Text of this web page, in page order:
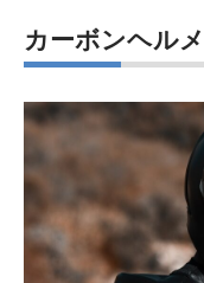
カーボンヘル